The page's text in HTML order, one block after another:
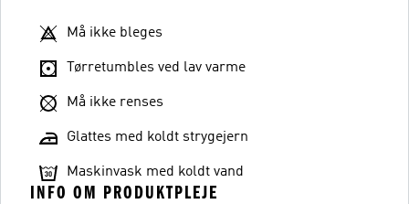
Må ikke bleges
Tørretumbles ved lav varme
Må ikke renses
Glattes med koldt strygejern
Maskinvask med koldt vand
INFO OM PRODUKTPLEJE